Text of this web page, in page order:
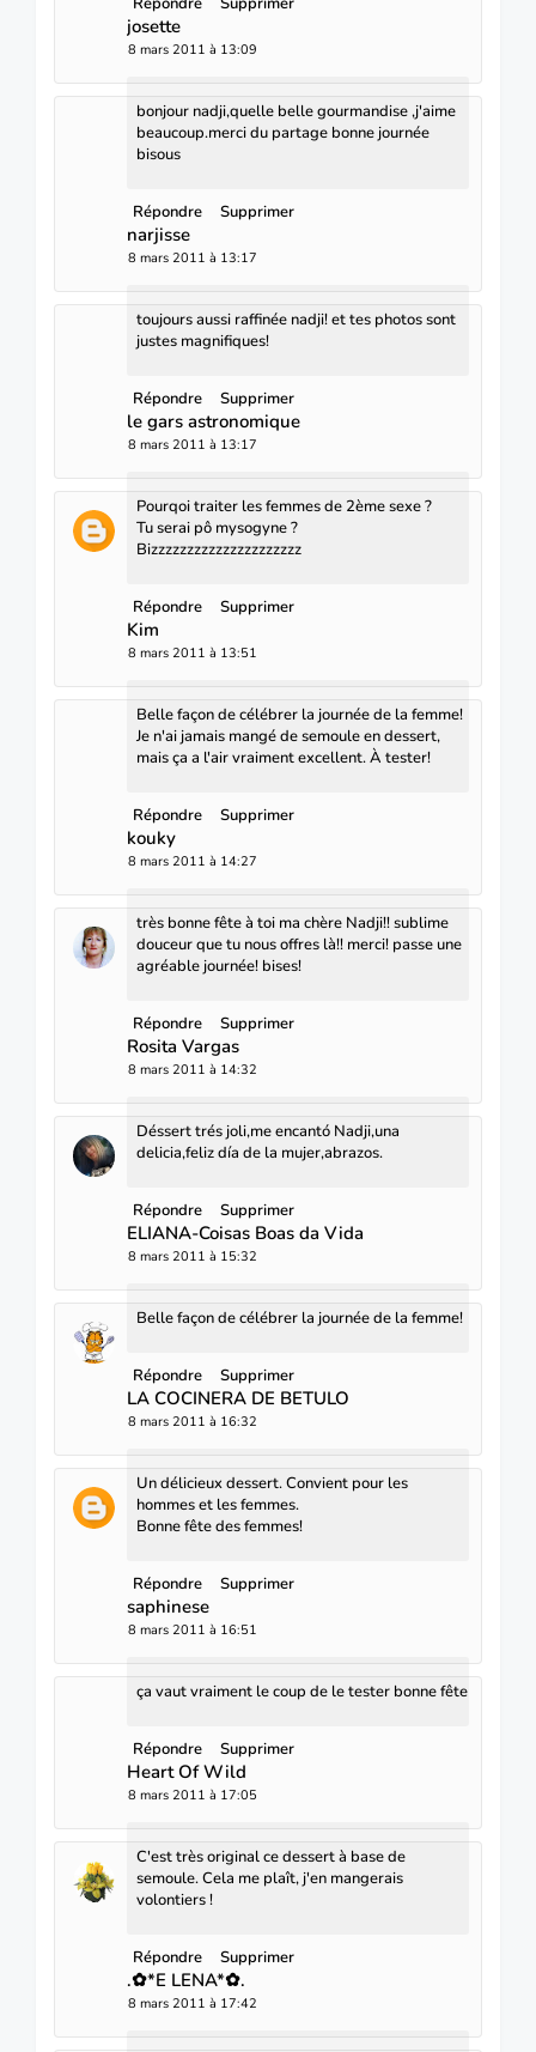
josette
8 mars 2011 à 13:09
bonjour nadji,quelle belle gourmandise ,j'aime
beaucoup.merci du partage bonne journée
bisous
Répondre Supprimer
narjisse
8 mars 2011 à 13:17
toujours aussi raffinée nadji! et tes photos sont
justes magnifiques!
Répondre Supprimer
le gars astronomique
8 mars 2011 à 13:17
Pourqoi traiter les femmes de 2ème sexe ?
Tu serai pô mysogyne ?
Bizzzzzzzzzzzzzzzzzzzzz
Répondre Supprimer
Kim
8 mars 2011 à 13:51
Belle façon de célébrer la journée de la femme!
Je n'ai jamais mangé de semoule en dessert,
mais ça a l'air vraiment excellent. À tester!
Répondre Supprimer
kouky
8 mars 2011 à 14:27
très bonne fête à toi ma chère Nadji!! sublime
douceur que tu nous offres là!! merci! passe une
agréable journée! bises!
Répondre Supprimer
Rosita Vargas
8 mars 2011 à 14:32
Déssert trés joli,me encantó Nadji,una
delicia,feliz día de la mujer,abrazos.
Répondre Supprimer
ELIANA-Coisas Boas da Vida
8 mars 2011 à 15:32
Belle façon de célébrer la journée de la femme!
Répondre Supprimer
LA COCINERA DE BETULO
8 mars 2011 à 16:32
Un délicieux dessert. Convient pour les
hommes et les femmes.
Bonne fête des femmes!
Répondre Supprimer
saphinese
8 mars 2011 à 16:51
ça vaut vraiment le coup de le tester bonne fête
Répondre Supprimer
Heart Of Wild
8 mars 2011 à 17:05
C'est très original ce dessert à base de
semoule. Cela me plaît, j'en mangerais
volontiers !
Répondre Supprimer
.✿*E LENA*✿.
8 mars 2011 à 17:42